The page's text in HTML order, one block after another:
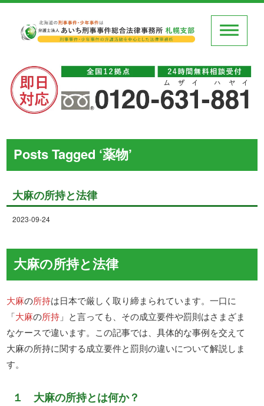
Posts Tagged ‘薬物’
大麻の所持と法律
2023-09-24
大麻の所持と法律
大麻の所持は日本で厳しく取り締まられています。一口に
「大麻の所持 」と言っても、その成立要件や罰則はさまざま
なケースで違います。この記事では、具体的な事例を交えて
大麻の所持に関する成立要件と罰則の違いについて解説しま
す。
１ 大麻の所持とは何か？